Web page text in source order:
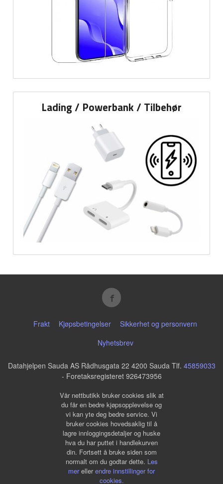
Lading / Powerbank / Tilbehør
Frakt Kjøpsbetingelser
Sikkerhet og personvern
Nyhetsbrev
Datahjelpen Sauda AS Rådhusgata 22 4200 Sauda Tlf. 45859033
- Foretaksregisteret 926473956
Vår nettbutikk bruker cookies slik at
du får en bedre kjøpsopplevelse og
vi kan yte deg bedre service. Vi
bruker cookies hovedsaklig til å
lagre innloggingsdetaljer og huske
hva du har puttet i handlekurven
din. Fortsett å bruke siden som
normalt om du godtar dette. Les
merellerendre innstillinger for
cookies.